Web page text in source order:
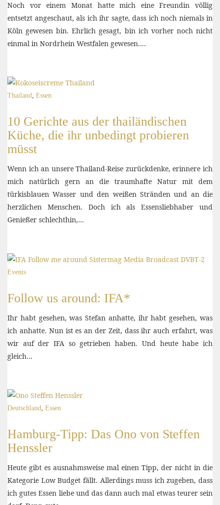
Noch vor einem Monat hatte mich eine Freundin völlig
entsetzt angeschaut, als ich ihr sagte, dass ich noch niemals in
Köln gewesen bin. Ehrlich gesagt, bin ich vorher noch nicht
einmal in Nordrhein Westfalen gewesen.…
Thailand, Essen
10 Gerichte aus der thailändischen
Küche, die ihr unbedingt probieren
müsst
Wenn ich an unsere Thailand-Reise zurückdenke, erinnere ich
mich natürlich gern an die traumhafte Natur mit dem
türkisblauen Wasser und den weißen Stränden und an die
herzlichen Menschen. Doch ich als Essensliebhaber und
Genießer schlechthin,…
Events
Follow us around: IFA*
Ihr habt gesehen, was Stefan anhatte, ihr habt gesehen, was
ich anhatte. Nun ist es an der Zeit, dass ihr auch erfahrt, was
wir auf der IFA so getrieben haben. Und heute habe ich
gleich…
Deutschland Essen
Hamburg-Tipp: Das Ono von Steffen
Henssler
Heute gibt es ausnahmsweise mal einen Tipp, der nicht in die
Kategorie Low Budget fällt. Allerdings muss ich zugeben, dass
ich gutes Essen liebe und das dann auch mal etwas teurer sein